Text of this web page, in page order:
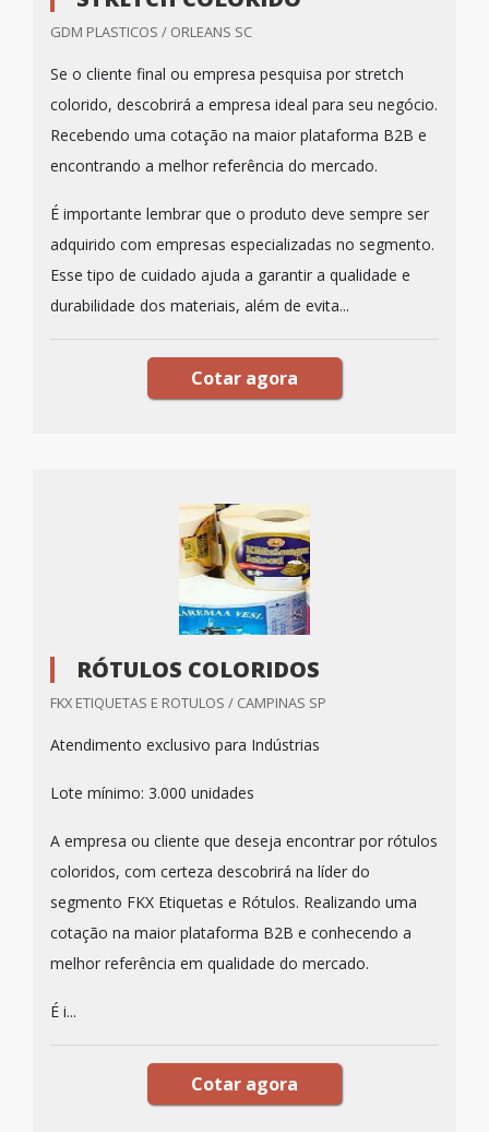
GDM PLASTICOS / ORLEANS SC
Se o cliente final ou empresa pesquisa por stretch
colorido, descobrirá a empresa ideal para seu negócio.
Recebendo uma cotação na maior plataforma B2B e
encontrando a melhor referência do mercado.
É importante lembrar que o produto deve sempre ser
adquirido com empresas especializadas no segmento.
Esse tipo de cuidado ajuda a garantir a qualidade e
durabilidade dos materiais, além de evita...
Cotar agora
RÓTULOS COLORIDOS
FKX ETIQUETAS E ROTULOS / CAMPINAS SP
Atendimento exclusivo para Indústrias
Lote mínimo: 3.000 unidades
A empresa ou cliente que deseja encontrar por rótulos
coloridos, com certeza descobrirá na líder do
segmento FKX Etiquetas e Rótulos. Realizando uma
cotação na maior plataforma B2B e conhecendo a
melhor referência em qualidade do mercado.
É i...
Cotar agora